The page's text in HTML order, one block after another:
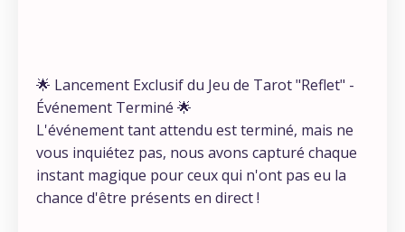
🌟 Lancement Exclusif du Jeu de Tarot "Reflet" -
Événement Terminé 🌟
L'événement tant attendu est terminé, mais ne
vous inquiétez pas, nous avons capturé chaque
instant magique pour ceux qui n'ont pas eu la
chance d'être présents en direct !